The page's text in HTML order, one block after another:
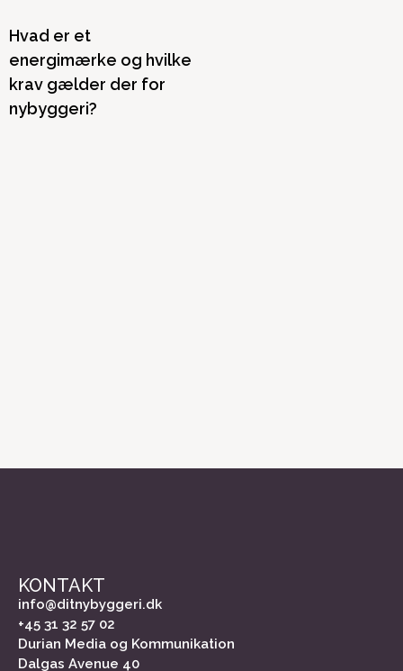
Hvad er et
energimærke og hvilke
krav gælder der for
nybyggeri?
KONTAKT
info@ditnybyggeri.dk
+45 31 32 57 02
Durian Media og Kommunikation
Dalgas Avenue 40